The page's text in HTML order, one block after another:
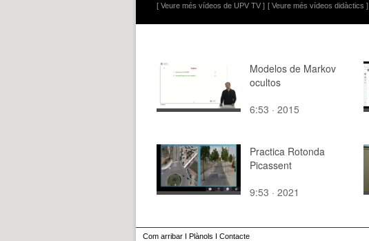
[ Veure més vídeos de UPV TV ] [ Veure més vídeos didàctics ]
Modelos de Markov
ocultos
6:53 · 2015
Practica Rotonda
Picassent
9:53 · 2021
Com arribar I Plànols I Contacte